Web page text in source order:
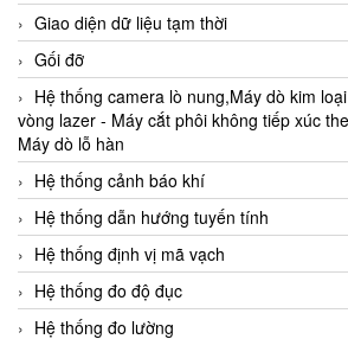
Giao diện dữ liệu tạm thời
Gối đỡ
Hệ thống camera lò nung,Máy dò kim
vòng lazer - Máy cắt phôi không tiếp xúc
Máy dò lỗ hàn
Hệ thống cảnh báo khí
Hệ thống dẫn hướng tuyến tính
Hệ thống định vị mã vạch
Hệ thống đo độ đục
Hệ thống đo lường